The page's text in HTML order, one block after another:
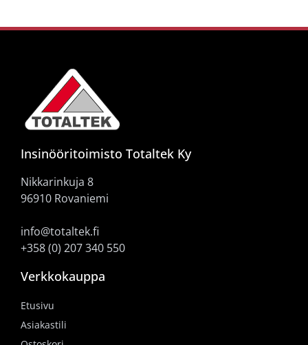
Insinööritoimisto Totaltek Ky
Nikkarinkuja 8
96910 Rovaniemi
info@totaltek.fi
+358 (0) 207 340 550
Verkkokauppa
Etusivu
Asiakastili